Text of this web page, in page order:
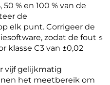
% en 100 % van de
de
elk punt. Corrigeer de
zodat de fout ≤
klasse C3 van ±0,02
vijf gelijkmatig
het meetbereik om